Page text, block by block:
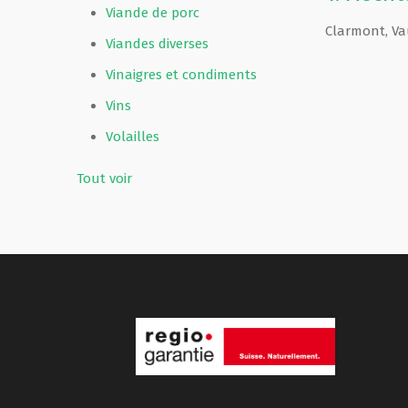
Viande de porc
Viandes diverses
Vinaigres et condiments
Vins
Volailles
Tout voir
Clarmont,